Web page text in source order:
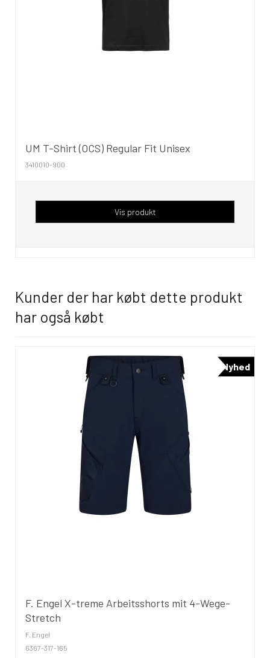
UM T-Shirt (OCS) Regular Fit Unisex
3410010-900
Vis produkt
Kunder der har købt dette produkt
har også købt
Nyhed
F. Engel X-treme Arbeitsshorts mit 4-Wege-
Stretch
F. Engel
6367-317-165